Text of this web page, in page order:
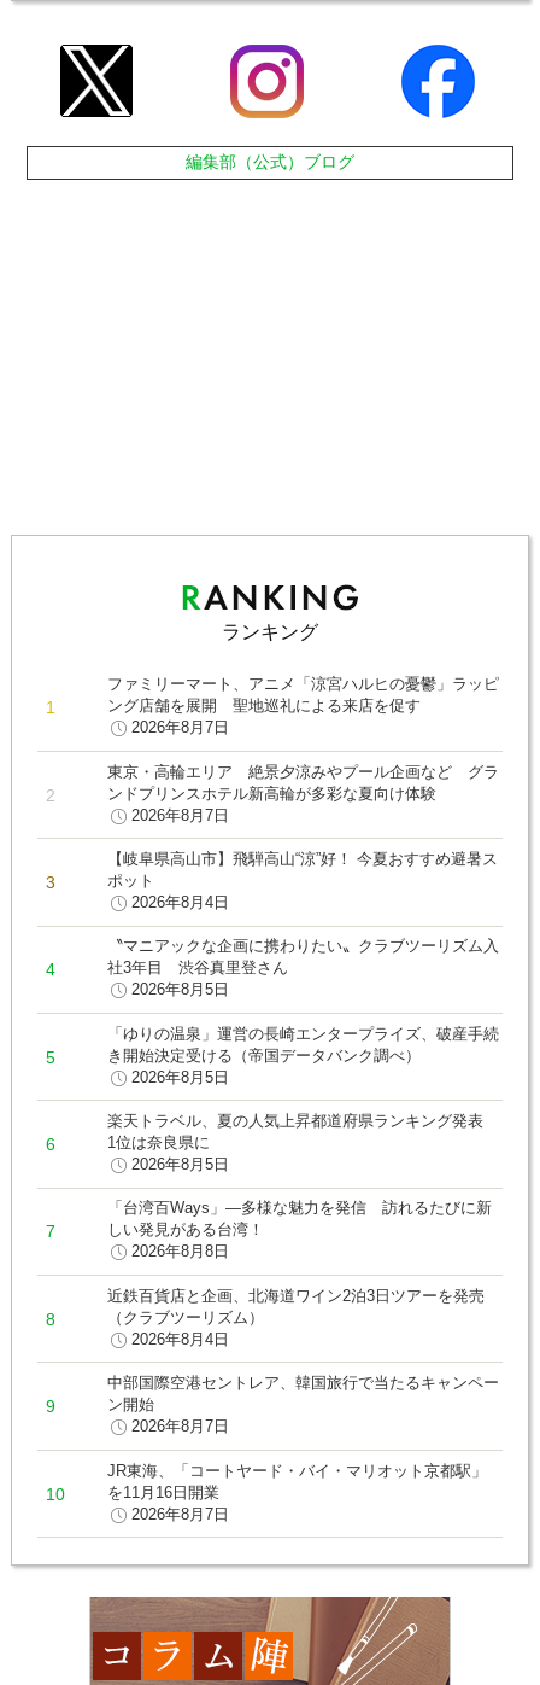
編集部（公式）ブログ
ランキング
ファミリーマート、アニメ「涼宮ハルヒの憂鬱」ラッピ
ング店舗を展開 聖地巡礼による来店を促す
2026年8月7日
東京・高輪エリア 絶景夕涼みやプール企画など グラ
ンドプリンスホテル新高輪が多彩な夏向け体験
2026年8月7日
【岐阜県高山市】飛騨高山“涼”好！ 今夏おすすめ避暑ス
ポット
2026年8月4日
〝マニアックな企画に携わりたい〟クラブツーリズム入
社3年目 渋谷真里登さん
2026年8月5日
「ゆりの温泉」運営の長崎エンタープライズ、破産手続
き開始決定受ける（帝国データバンク調べ）
2026年8月5日
楽天トラベル、夏の人気上昇都道府県ランキング発表
1位は奈良県に
2026年8月5日
「台湾百Ways」―多様な魅力を発信 訪れるたびに新
しい発見がある台湾！
2026年8月8日
近鉄百貨店と企画、北海道ワイン2泊3日ツアーを発売
（クラブツーリズム）
2026年8月4日
中部国際空港セントレア、韓国旅行で当たるキャンペー
ン開始
2026年8月7日
JR東海、「コートヤード・バイ・マリオット京都駅」
を11月16日開業
2026年8月7日